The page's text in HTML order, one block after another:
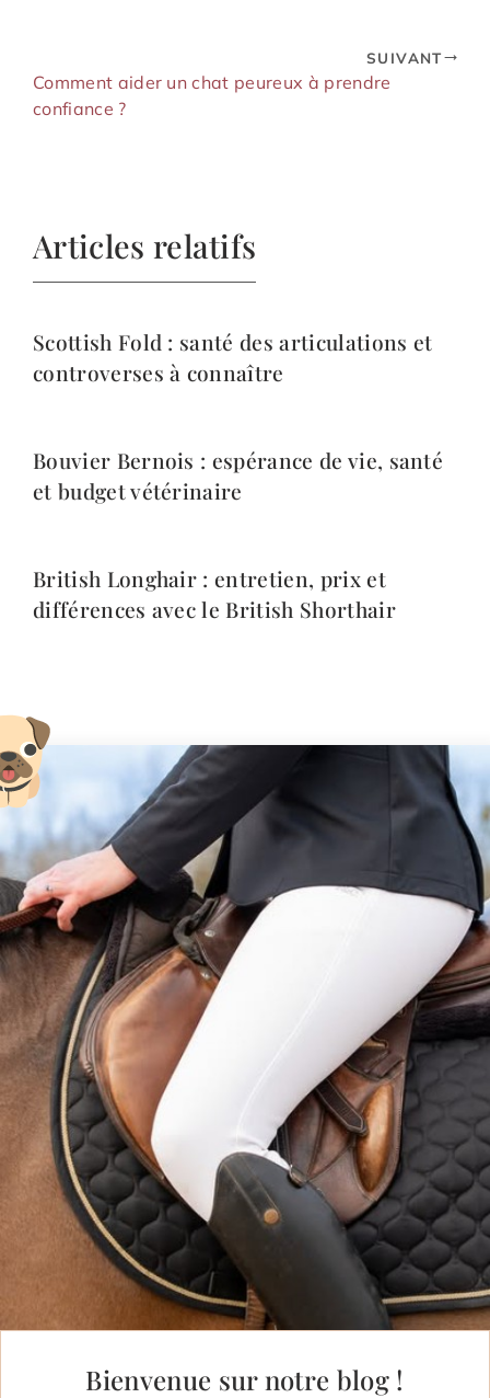
SUIVANT
Comment aider un chat peureux à prendre
confiance ?
Articles relatifs
Scottish Fold : santé des articulations et
controverses à connaître
Bouvier Bernois : espérance de vie, santé
et budget vétérinaire
British Longhair : entretien, prix et
différences avec le British Shorthair
Bienvenue sur notre blog !